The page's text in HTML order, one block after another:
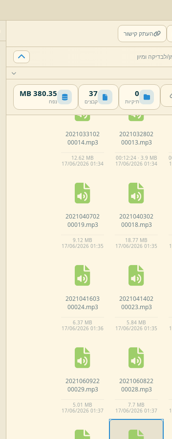
העתק קישור
לבדיקה ומיון
0
תיקיות
37
קבצים
380.35 MB
נפח
00008.mp3
17/06/2026 01:33
17/06/2026 01:33
2021032802
00013.mp3
00:12:24 · 3.9 MB
17/06/2026 01:34
2021033102
00014.mp3
12.62 MB
17/06/2026 01:34
2021040302
00018.mp3
18.77 MB
17/06/2026 01:35
2021040702
00019.mp3
9.12 MB
17/06/2026 01:35
2021041402
00023.mp3
5.84 MB
17/06/2026 01:35
2021041603
00024.mp3
6.37 MB
17/06/2026 01:36
2021060822
00028.mp3
7.7 MB
17/06/2026 01:37
2021060922
00029.mp3
5.01 MB
17/06/2026 01:37